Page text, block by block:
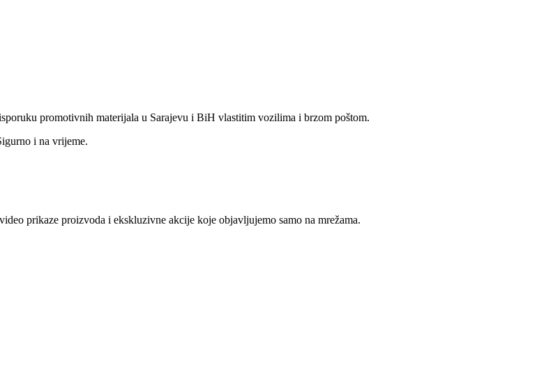
promotivnih materijala u Sarajevu i BiH vlastitim vozilima i brzom poštom.
i na vrijeme.
prikaze proizvoda i ekskluzivne akcije koje objavljujemo samo na mrežama.